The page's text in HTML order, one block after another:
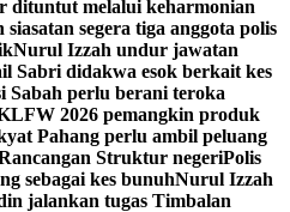
dituntut melalui keharmonian
segera tiga anggota polis
Nurul Izzah undur jawatan
Sabri didakwa esok berkait kes
Sabah perlu berani teroka
2026 pemangkin produk
Pahang perlu ambil peluang
Struktur negeriPolis
sebagai kes bunuhNurul Izzah
jalankan tugas Timbalan